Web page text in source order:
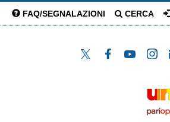
FAQ/SEGNALAZIONI CERCA